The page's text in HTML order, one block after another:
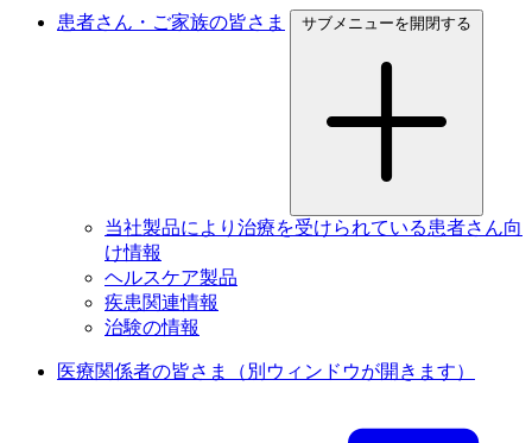
患者さん・ご家族の皆さま サブメニューを開閉する
当社製品により治療を受けられている患者さん向
け情報
ヘルスケア製品
疾患関連情報
治験の情報
医療関係者の皆さま （別ウィンドウが開きます）